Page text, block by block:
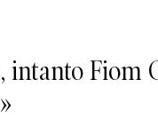
Fiom